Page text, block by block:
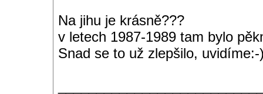
Na jihu je krásně???
v letech 1987-1989 tam bylo
Snad se to už zlepšilo, uvidíme:-